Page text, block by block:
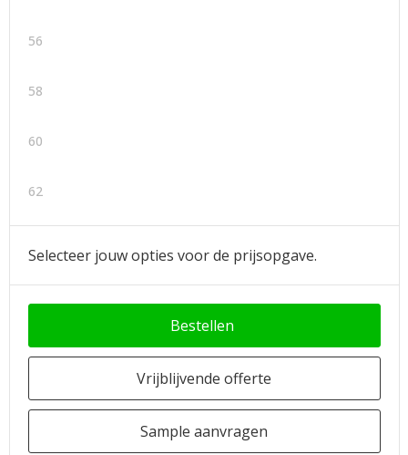
56
58
60
62
Selecteer jouw opties voor de prijsopgave.
Bestellen
Vrijblijvende offerte
Sample aanvragen